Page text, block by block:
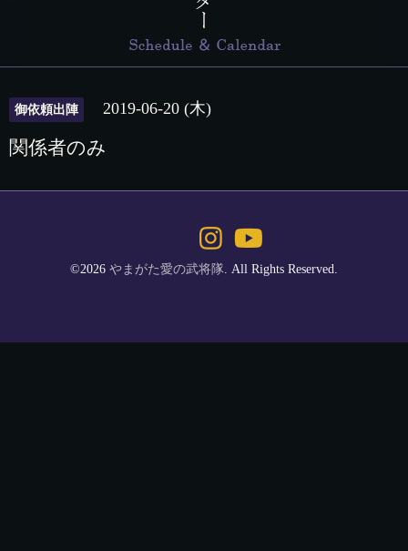
御依頼出陣 2019-06-20 (木)
関係者のみ
©2026 やまがた愛の武将隊. All Rights Reserved.